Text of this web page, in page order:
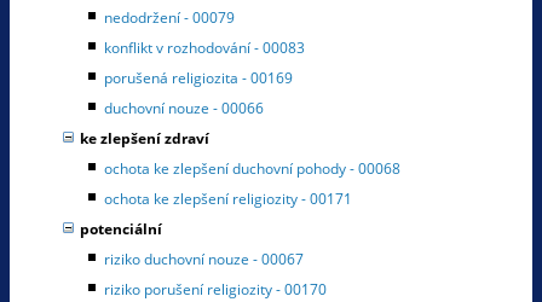
nedodržení - 00079
konflikt v rozhodování - 00083
porušená religiozita - 00169
duchovní nouze - 00066
ke zlepšení zdraví
ochota ke zlepšení duchovní pohody - 00068
ochota ke zlepšení religiozity - 00171
potenciální
riziko duchovní nouze - 00067
riziko porušení religiozity - 00170